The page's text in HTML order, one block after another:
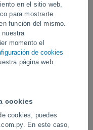
en el sitio web,
para mostrarte
función del mismo.
nuestra
momento el
de cookies
página web.
cookies
cookies, puedes
En este caso,
situación anómala que ha
de rosa. Se apuntan a
posibles causas.